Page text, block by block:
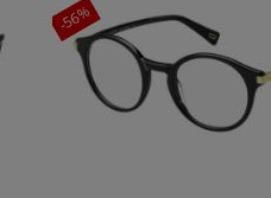
-56%